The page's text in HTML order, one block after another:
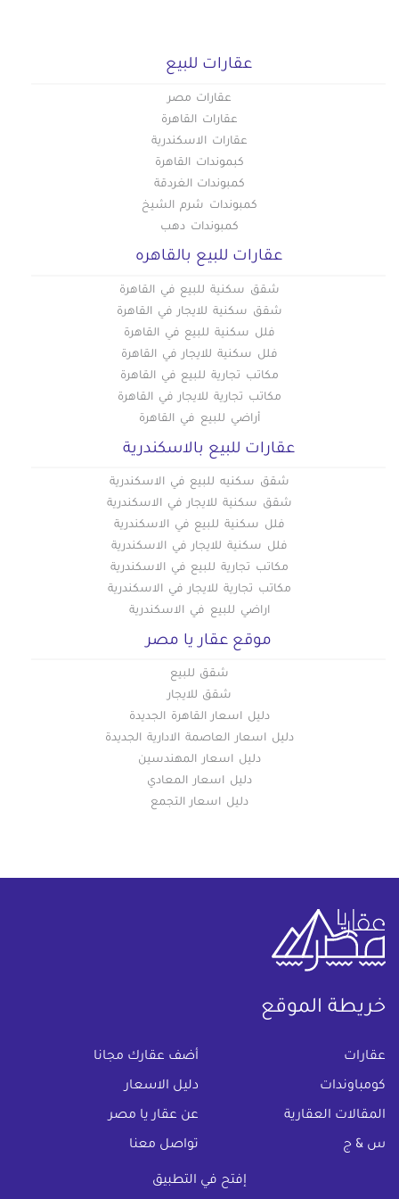
إفتح في التطبيق
عقارات للبيع
عقارات مصر
عقارات القاهرة
عقارات الاسكندرية
كبموندات القاهرة
كمبوندات الغردقة
كمبوندات شرم الشيخ
كمبوندات دهب
عقارات للبيع بالقاهره
شقق سكنية للبيع في القاهرة
شقق سكنية للايجار في القاهرة
فلل سكنية للبيع في القاهرة
فلل سكنية للايجار في القاهرة
مكاتب تجارية للبيع في القاهرة
مكاتب تجارية للايجار في القاهرة
أراضي للبيع في القاهرة
عقارات للبيع بالاسكندرية
شقق سكنيه للبيع في الاسكندرية
شقق سكنية للايجار في الاسكندرية
فلل سكنية للبيع في الاسكندرية
فلل سكنية للايجار في الاسكندرية
مكاتب تجارية للبيع في الاسكندرية
مكاتب تجارية للايجار في الاسكندرية
اراضي للبيع في الاسكندرية
موقع عقار يا مصر
شقق للبيع
شقق للايجار
دليل اسعار القاهرة الجديدة
دليل اسعار العاصمة الادارية الجديدة
دليل اسعار المهندسين
دليل اسعار المعادي
دليل اسعار التجمع
خريطة الموقع
عقارات أضف عقارك مجانا
كومباوندات دليل الاسعار
المقالات العقارية عن عقار يا مصر
س & ج تواصل معنا